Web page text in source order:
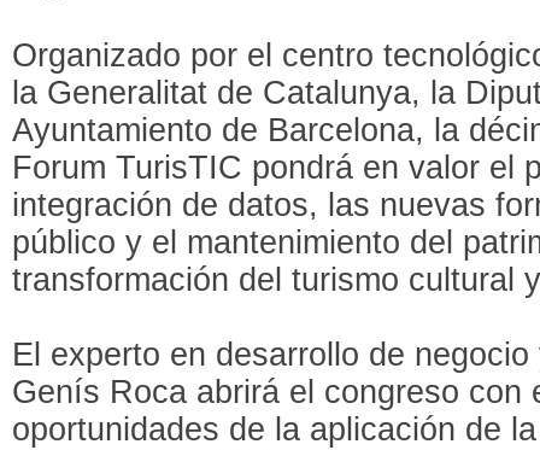
Organizado por el centro
la Generalitat de Catalunya, la
Ayuntamiento de Barcelona, la
Forum TurisTIC pondrá en valor el
integración de datos, las nuevas
público y el mantenimiento del
transformación del turismo cultural
El experto en desarrollo de
Genís Roca abrirá el congreso con
oportunidades de la aplicación de